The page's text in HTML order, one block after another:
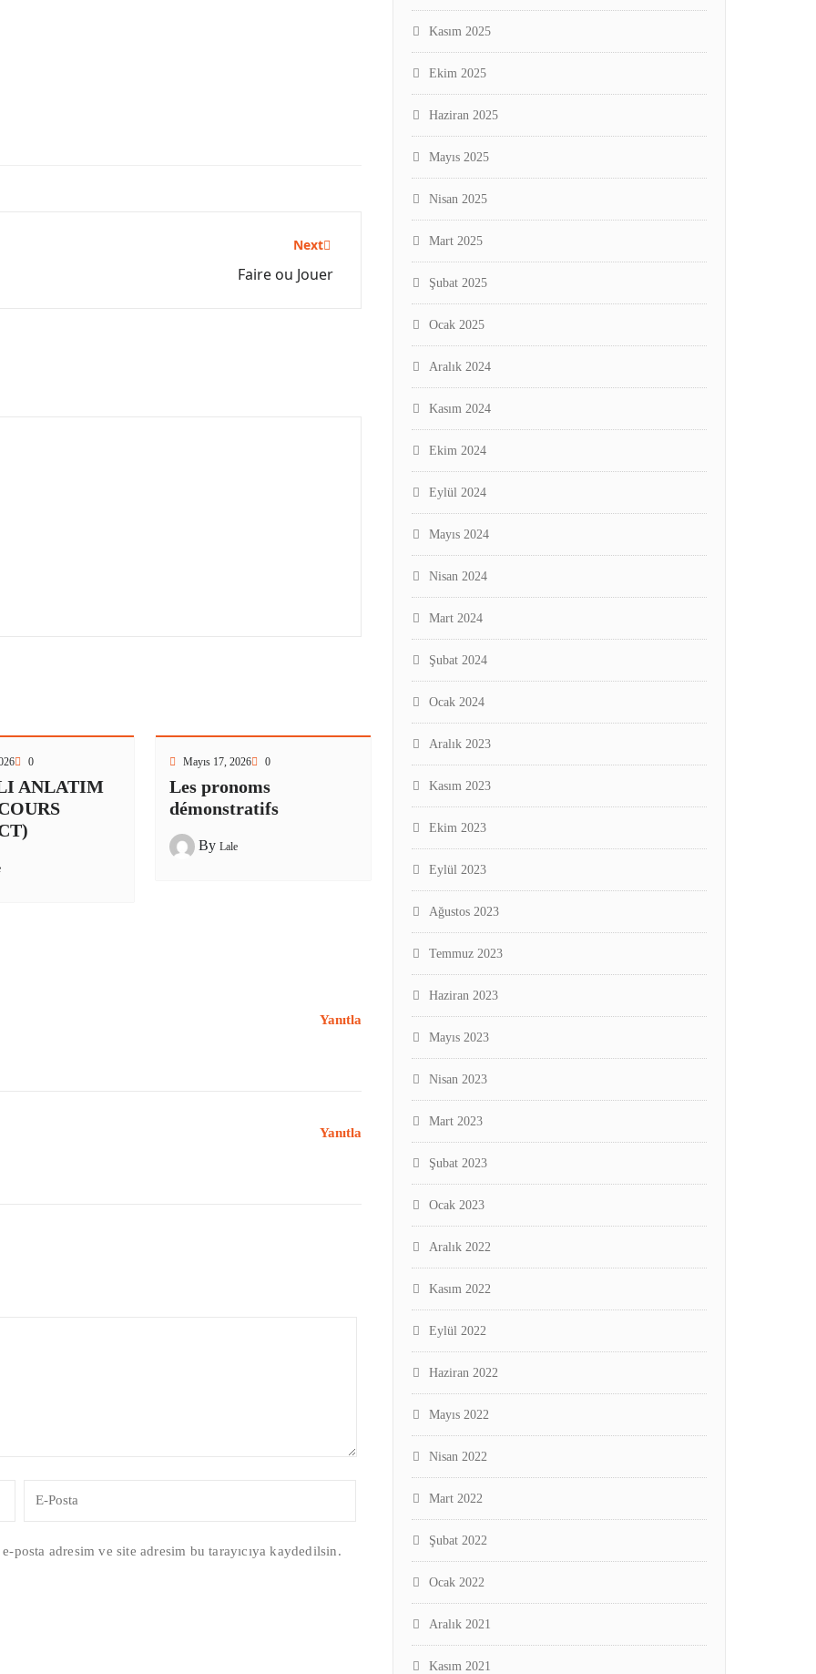
Next
Faire ou Jouer
0
ANLATIM
Mayıs 17, 2026 0
Les pronoms
démonstratifs
By Lale
Yanıtla
Yanıtla
posta adresim ve site adresim bu tarayıcıya kaydedilsin.
Kasım 2025
Ekim 2025
Haziran 2025
Mayıs 2025
Nisan 2025
Mart 2025
Şubat 2025
Ocak 2025
Aralık 2024
Kasım 2024
Ekim 2024
Eylül 2024
Mayıs 2024
Nisan 2024
Mart 2024
Şubat 2024
Ocak 2024
Aralık 2023
Kasım 2023
Ekim 2023
Eylül 2023
Ağustos 2023
Temmuz 2023
Haziran 2023
Mayıs 2023
Nisan 2023
Mart 2023
Şubat 2023
Ocak 2023
Aralık 2022
Kasım 2022
Eylül 2022
Haziran 2022
Mayıs 2022
Nisan 2022
Mart 2022
Şubat 2022
Ocak 2022
Aralık 2021
Kasım 2021